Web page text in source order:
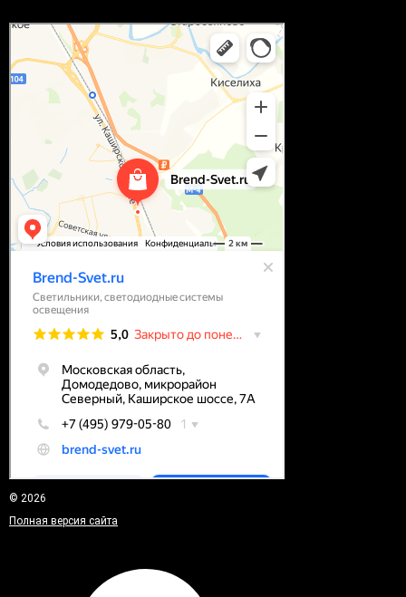
© 2026
Полная версия сайта